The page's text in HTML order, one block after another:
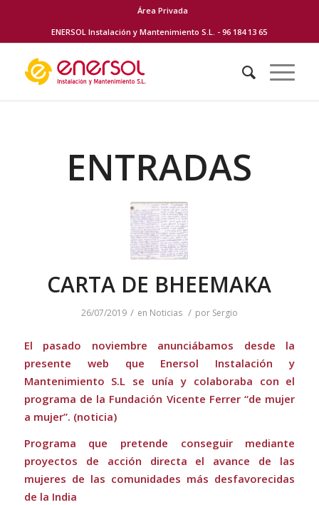
Área Privada
ENERSOL Instalación y Mantenimiento S.L. - 96 184 13 65
ENTRADAS
CARTA DE BHEEMAKA
26/07/2019 / en Noticias / por Sergio
El pasado noviembre anunciábamos desde la
presente web que Enersol Instalación y
Mantenimiento S.L se unía y colaboraba con el
programa de la Fundación Vicente Ferrer “de mujer
a mujer”. (noticia)
Programa que pretende conseguir mediante
proyectos de acción directa el avance de las
mujeres de las comunidades más desfavorecidas
de la India